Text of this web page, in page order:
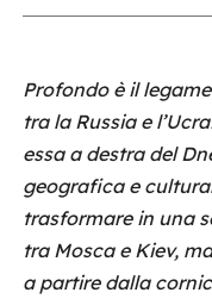
Profondo è il
tra la Russia e
essa a destra del
geografica e
trasformare in una
tra Mosca e Kiev,
a partire dalla